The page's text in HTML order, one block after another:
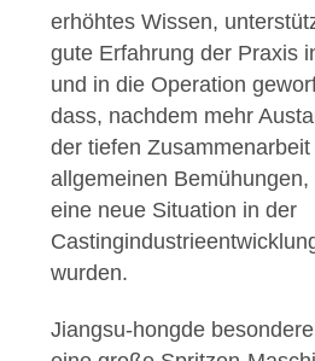
erhöhtes Wissen,
gute Erfahrung der Praxis
und in die Operation
dass, nachdem mehr
der tiefen Zusammenarbeit
allgemeinen
eine neue Situation in der
wurden.
Jiangsu-hongde